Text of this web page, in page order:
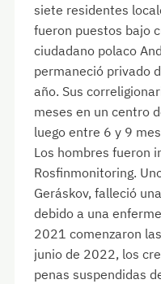
siete residentes
fueron puestos bajo
ciudadano polaco
permaneció privado
año. Sus
meses en un centro
luego entre 6 y 9
Los hombres fueron
Rosfinmonitoring.
Geráskov, falleció
debido a una
2021 comenzaron
junio de 2022, los
penas suspendidas